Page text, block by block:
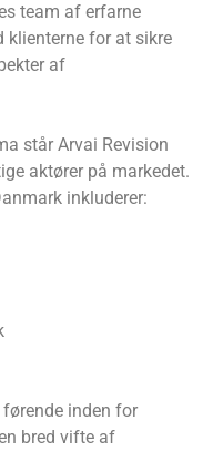
team af erfarne
klienterne for at sikre
af
står Arvai Revision
aktører på markedet.
inkluderer:
inden for
bred vifte af